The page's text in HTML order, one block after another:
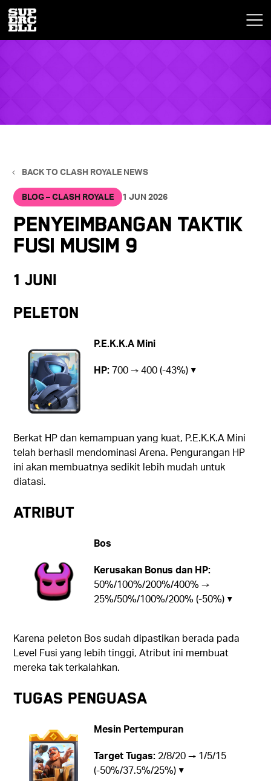
BACK TO CLASH ROYALE NEWS
BLOG – CLASH ROYALE 1 JUN 2026
Penyeimbangan Taktik
Fusi Musim 9
1 Juni
Peleton
P.E.K.K.A Mini
HP:700 → 400 (-43%) ▼
Berkat HP dan kemampuan yang kuat, P.E.K.K.A Mini
telah berhasil mendominasi Arena. Pengurangan HP
ini akan membuatnya sedikit lebih mudah untuk
diatasi.
ATRIBUT
Bos
Kerusakan Bonus dan HP:
50%/100%/200%/400% →
25%/50%/100%/200% (-50%) ▼
Karena peleton Bos sudah dipastikan berada pada
Level Fusi yang lebih tinggi, Atribut ini membuat
mereka tak terkalahkan.
Tugas Penguasa
Mesin Pertempuran
Target Tugas: 2/8/20 → 1/5/15
(-50%/37.5%/25%) ▼